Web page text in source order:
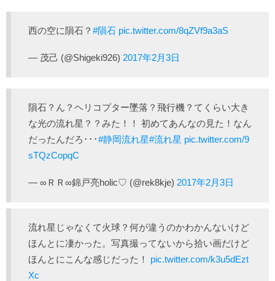
西の空に隕石？ #隕石 pic.twitter.com/8qZVf9a3aS
— 茂己 (@Shigeki926) 2017年2月3日
隕石？ん？ヘリコプター墜落？飛行機？てくらい大き
な光の流れ星？？みた！！ 初めてあんなの見た！なん
だったんだろ･･･#静岡流れ星#流れ星 pic.twitter.com/9
sTQzCopqC
— ∞ＲＲ∞錦戸亮holic♡ (@rek8kje) 2017年2月3日
流れ星じゃなくて火球？何が違うのかわかんないけど
ほんとに凄かった。写真撮ってないから拾い画だけど
ほんとにこんな感じだった！ pic.twitter.com/k3u5dEzt
Xc